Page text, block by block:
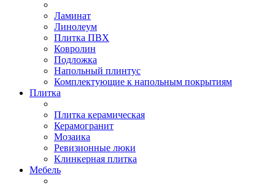
Ламинат
Линолеум
Плитка ПВХ
Ковролин
Подложка
Напольный плинтус
Комплектующие к напольным покрытиям
Плитка
Плитка керамическая
Керамогранит
Мозаика
Ревизионные люки
Клинкерная плитка
Мебель